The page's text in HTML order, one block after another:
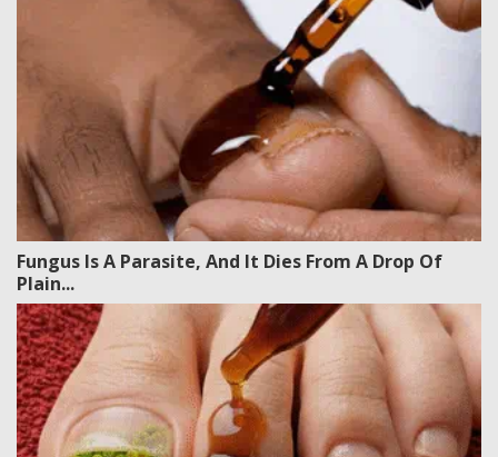
Fungus Is A Parasite, And It Dies From A Drop Of
Plain...